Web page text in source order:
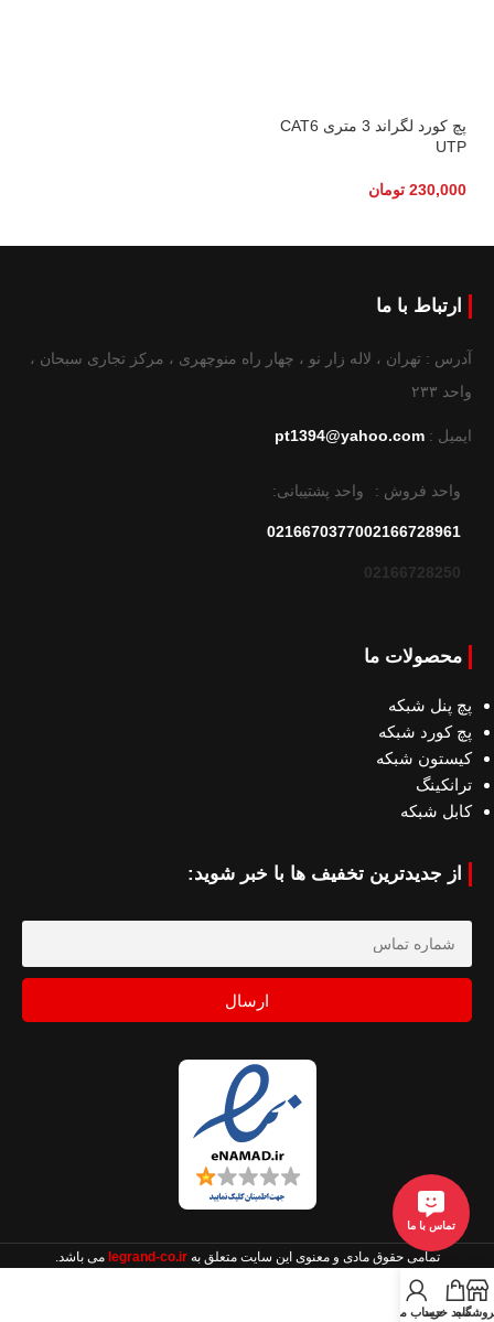
پچ کورد لگراند 3 متری CAT6
UTP
230,000 تومان
ارتباط با ما
آدرس : تهران ، لاله زار نو ، چهار راه منوچهری ، مرکز تجاری سبحان ،
واحد ۲۳۳
ایمیل : pt1394@yahoo.com
واحد فروش :
02166728961
02166728250
واحد پشتیبانی:
02166703770
محصولات ما
پچ پنل شبکه
پچ کورد شبکه
کیستون شبکه
ترانکینگ
کابل شبکه
از جدیدترین تخفیف ها با خبر شوید:
ارسال
تمامی حقوق مادی و معنوی این سایت متعلق بهlegrand-co.ir می باشد.
سبد خریدحساب من
تماس با ما